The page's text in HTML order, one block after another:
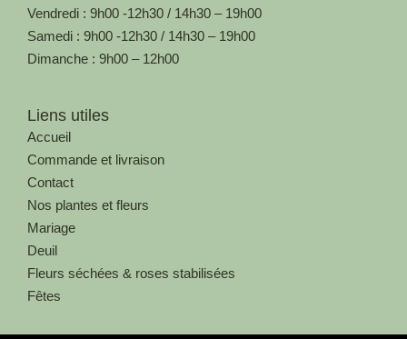
Vendredi : 9h00 -12h30 / 14h30 – 19h00
Samedi : 9h00 -12h30 / 14h30 – 19h00
Dimanche : 9h00 – 12h00
Liens utiles
Accueil
Commande et livraison
Contact
Nos plantes et fleurs
Mariage
Deuil
Fleurs séchées & roses stabilisées
Fêtes